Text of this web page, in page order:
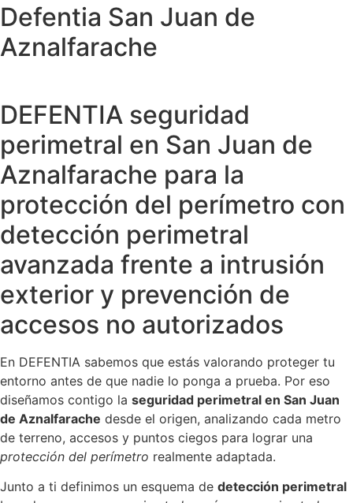
Defentia San Juan de
Aznalfarache
DEFENTIA seguridad
perimetral en San Juan de
Aznalfarache para la
protección del perímetro con
detección perimetral
avanzada frente a intrusión
exterior y prevención de
accesos no autorizados
En DEFENTIA sabemos que estás valorando proteger tu
entorno antes de que nadie lo ponga a prueba. Por eso
diseñamos contigo la seguridad perimetral en San Juan
de Aznalfarache desde el origen, analizando cada metro
de terreno, accesos y puntos ciegos para lograr una
protección del perímetro realmente adaptada.
Junto a ti definimos un esquema de detección perimetral